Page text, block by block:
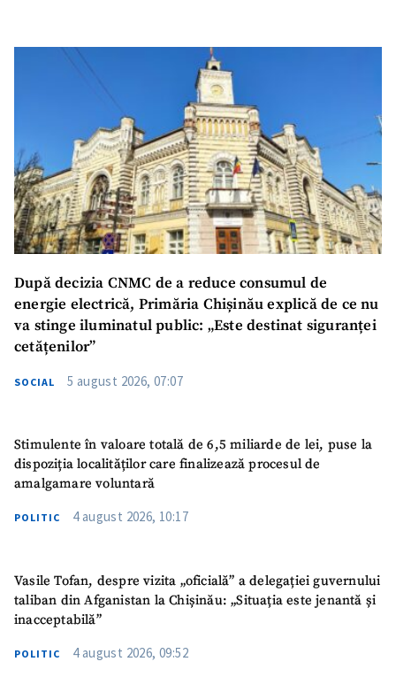
După decizia CNMC de a reduce consumul de
energie electrică, Primăria Chișinău explică de ce nu
va stinge iluminatul public: „Este destinat siguranței
cetățenilor”
SOCIAL 5 august 2026, 07:07
Stimulente în valoare totală de 6,5 miliarde de lei, puse la
dispoziția localităților care finalizează procesul de
amalgamare voluntară
POLITIC 4 august 2026, 10:17
Vasile Tofan, despre vizita „oficială” a delegației guvernului
taliban din Afganistan la Chișinău: „Situația este jenantă și
inacceptabilă”
POLITIC 4 august 2026, 09:52